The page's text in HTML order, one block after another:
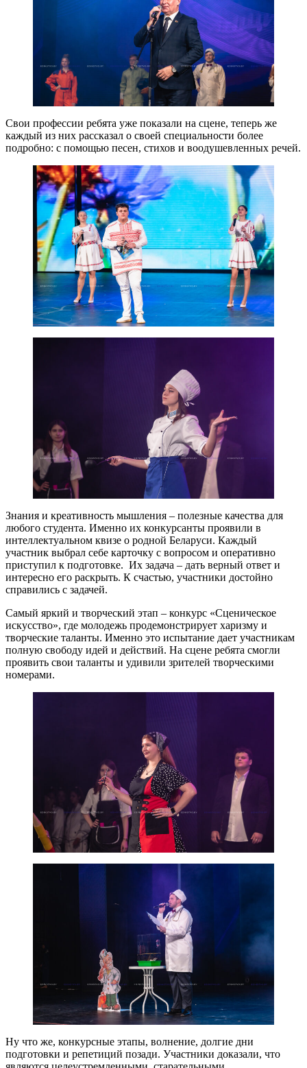
Свои профессии ребята уже показали на сцене, теперь же
каждый из них рассказал о своей специальности более
подробно: с помощью песен, стихов и воодушевленных речей.
Знания и креативность мышления – полезные качества для
любого студента. Именно их конкурсанты проявили в
интеллектуальном квизе о родной Беларуси. Каждый
участник выбрал себе карточку с вопросом и оперативно
приступил к подготовке. Их задача – дать верный ответ и
интересно его раскрыть. К счастью, участники достойно
справились с задачей.
Самый яркий и творческий этап – конкурс «Сценическое
искусство», где молодежь продемонстрирует харизму и
творческие таланты. Именно это испытание дает участникам
полную свободу идей и действий. На сцене ребята смогли
проявить свои таланты и удивили зрителей творческими
номерами.
Ну что же, конкурсные этапы, волнение, долгие дни
подготовки и репетиций позади. Участники доказали, что